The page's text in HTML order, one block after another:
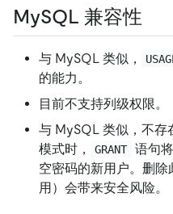
MySQL 兼容性
与 MySQL 类似，
的能力。
目前不支持列级权限。
与 MySQL 类似，不存
模式时，
GRANT 语句
空密码的新用户。删
用）会带来安全风险。